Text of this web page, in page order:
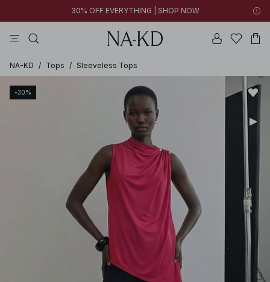
30% OFF EVERYTHING | SHOP NOW
NA-KD / Tops / Sleeveless Tops
-30%